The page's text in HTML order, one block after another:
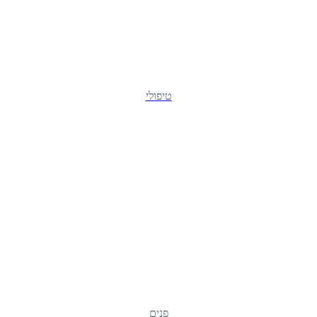
טיפולי
פנים